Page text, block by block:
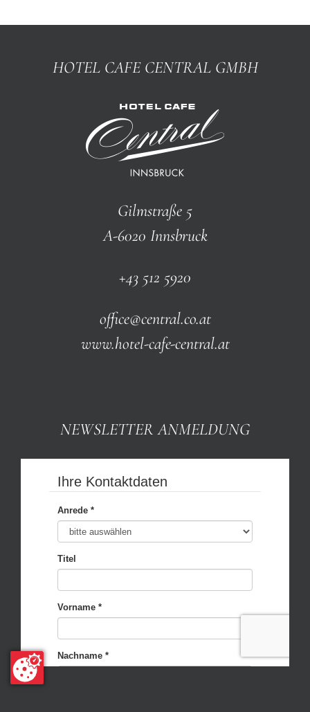
HOTEL CAFE CENTRAL GMBH
Gilmstraße 5
A-6020 Innsbruck
+43 512 5920
office@central.co.at
www.hotel-cafe-central.at
NEWSLETTER ANMELDUNG